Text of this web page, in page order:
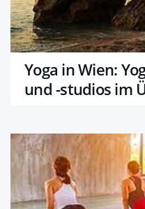
Yoga in Wien:
und -studios im